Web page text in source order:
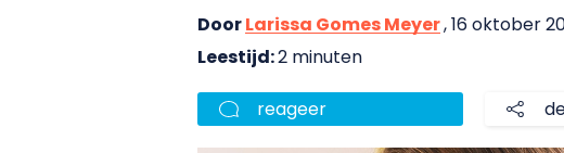
DoorLarissa Gomes Meyer, 16 oktober
Leestijd:2 minuten
reageer